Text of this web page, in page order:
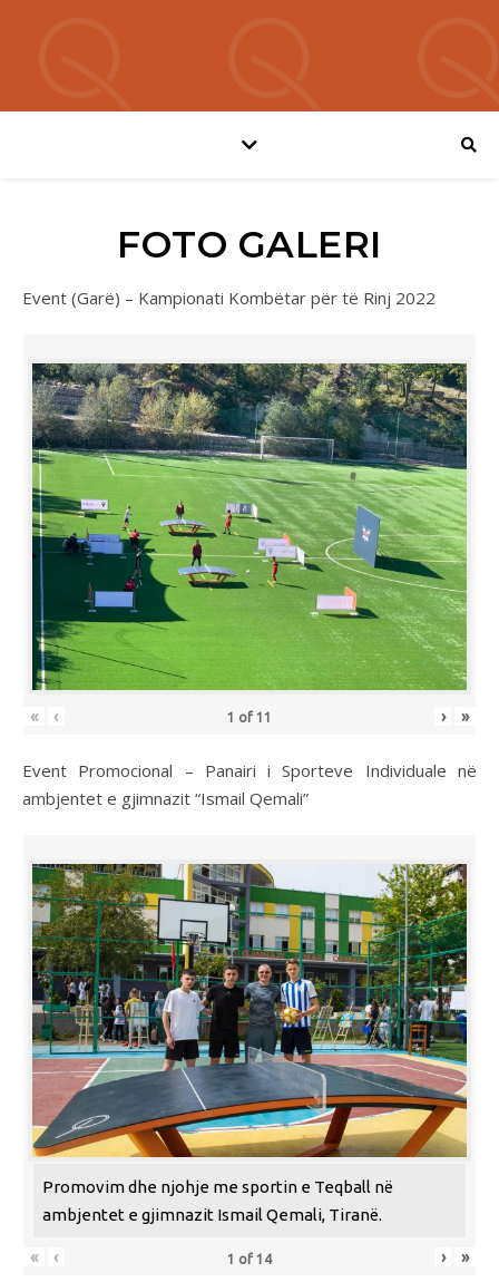
FOTO GALERI
Event (Garë) – Kampionati Kombëtar për të Rinj 2022
« ‹ 1 of 11 › »
Event Promocional – Panairi i Sporteve Individuale në
ambjentet e gjimnazit “Ismail Qemali”
Promovim dhe njohje me sportin e Teqball në
ambjentet e gjimnazit Ismail Qemali, Tiranë.
« ‹ 1 of 14 › »